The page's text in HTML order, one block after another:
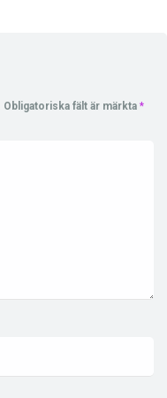
Obligatoriska fält är märkta *